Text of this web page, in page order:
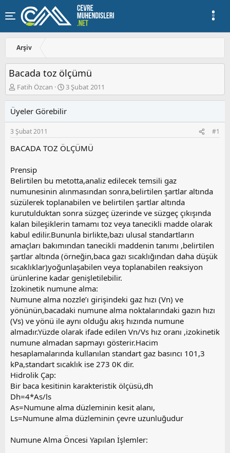
Arşiv
Bacada toz ölçümü
K
o
u
y
u
a
l
a
t
a
n
Fatih Özcan
B
a
l
a
ı
a
r
i
h
i
3 Şubat 2011
Üyeler Görebilir
3 Şubat 2011 #1
BACADA TOZ ÖLÇÜMÜ
Prensip
Belirtilen bu metotta,analiz edilecek temsili gaz
numunesinin alınmasından sonra,belirtilen şartlar altında
süzülerek toplanabilen ve belirtilen şartlar altında
kurutulduktan sonra süzgeç üzerinde ve süzgeç çıkışında
kalan bileşiklerin tamamı toz veya tanecikli madde olarak
kabul edilir.Bununla birlikte,bazı ulusal standartların
amaçları bakımından tanecikli maddenin tanımı ,belirtilen
şartlar altında (örneğin,baca gazı sıcaklığından daha düşük
sıcaklıklar)yoğunlaşabilen veya toplanabilen reaksiyon
ürünlerine kadar genişletilebilir.
İzokinetik numune alma:
Numune alma nozzle’ı girişindeki gaz hızı (Vn) ve
yönünün,bacadaki numune alma noktalarındaki gazın hızı
(Vs) ve yönü ile aynı olduğu akış hızında numune
almadır.Yüzde olarak ifade edilen Vn/Vs hız oranı ,izokinetik
numune almadan sapmayı gösterir.Hacim
hesaplamalarında kullanılan standart gaz basıncı 101,3
kPa,standart sıcaklık ise 273 0K dir.
Hidrolik Çap:
Bir baca kesitinin karakteristik ölçüsü,dh
Dh=4*As/ls
As=Numune alma düzleminin kesit alanı,
Ls=Numune alma düzleminin çevre uzunluğudur
Numune Alma Öncesi Yapılan İşlemler: